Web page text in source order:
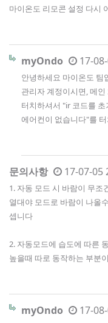
마이온도 리모콘 설정 다시
myOndo 17-
안녕하세요 마이온도 팀
관리자 계정이시면, 메
터치하셔서 "ir 코드를
에어컨이 없습니다"를
문의사항 17-07-05
1. 자동 모드 시 바람이 무
열대야 모드로 바람이 나올
셉니다
2. 자동모드에 습도에 따른
높을때 따로 동작하는 부분
myOndo 17-